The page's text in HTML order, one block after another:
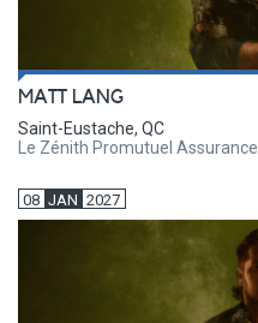
MATT LANG
Saint-Eustache, QC
Le Zénith Promutuel Assurance
08 JAN 2027